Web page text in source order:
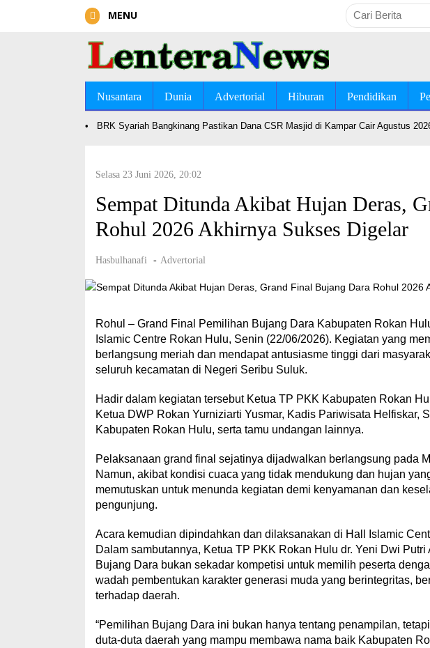
LENTERA NEWSMENU
Nusantara Dunia Advertorial Hiburan Pendidikan
• BRK Syariah Bangkinang Pastikan Dana CSR Masjid di Kampar Cair Agustus
Selasa 23 Juni 2026, 20:02
Sempat Ditunda Akibat Hujan Deras,
Rohul 2026 Akhirnya Sukses Digelar
Hasbulhanafi - Advertorial
Rohul – Grand Final Pemilihan Bujang Dara Kabupaten Rokan
Islamic Centre Rokan Hulu, Senin (22/06/2026). Kegiatan yang
berlangsung meriah dan mendapat antusiasme tinggi dari
seluruh kecamatan di Negeri Seribu Suluk.
Hadir dalam kegiatan tersebut Ketua TP PKK Kabupaten Rokan
Ketua DWP Rokan Yurniziarti Yusmar, Kadis Pariwisata Helfiskar,
Kabupaten Rokan Hulu, serta tamu undangan lainnya.
Pelaksanaan grand final sejatinya dijadwalkan berlangsung pada
Namun, akibat kondisi cuaca yang tidak mendukung dan hujan
memutuskan untuk menunda kegiatan demi kenyamanan dan
pengunjung.
Acara kemudian dipindahkan dan dilaksanakan di Hall Islamic
Dalam sambutannya, Ketua TP PKK Rokan Hulu dr. Yeni Dwi
Bujang Dara bukan sekadar kompetisi untuk memilih peserta
wadah pembentukan karakter generasi muda yang berintegritas,
terhadap daerah.
“Pemilihan Bujang Dara ini bukan hanya tentang penampilan,
duta-duta daerah yang mampu membawa nama baik Kabupaten